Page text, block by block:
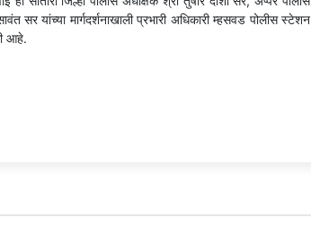
सर यांच्या मार्गदर्शनाखाली प्रभारी अधिकारी म्हसवड पोलीस स्टेशन
आहे.